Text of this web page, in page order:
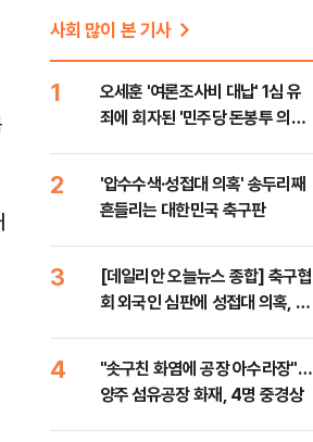
사회 많이 본 기사
1
오세훈 '여론조사비 대납' 1심 유
죄에 회자된 '민주당 돈봉투 의
2
'압수수색·성접대 의혹' 송두리째
흔들리는 대한민국 축구판
3
[데일리안 오늘뉴스 종합] 축구협
회 외국인 심판에 성접대 의혹, 李
이닉스 프리마켓 시초가 논란 재
점화, 김민석 "과반 승리 가능성
99%" 등
4
"솟구친 화염에 공장 아수라장"…
양주 섬유공장 화재, 4명 중경상